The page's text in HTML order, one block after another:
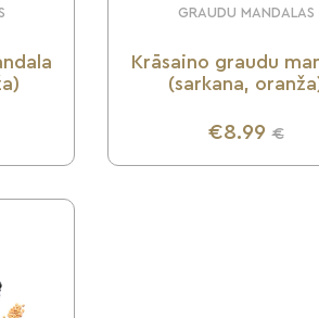
GRAUDU MANDALAS
Krāsaino graudu
(sarkana,
€8.99 €
UZZINI VAIRĀK